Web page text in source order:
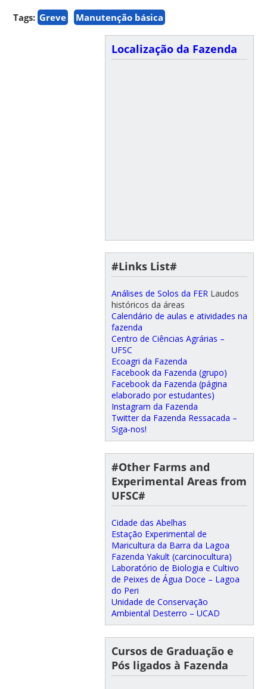
Tags: Greve Manutenção básica
Localização da Fazenda
#Links List#
Análises de Solos da FER Laudos
históricos da áreas
Calendário de aulas e atividades na
fazenda
Centro de Ciências Agrárias –
UFSC
Ecoagri da Fazenda
Facebook da Fazenda (grupo)
Facebook da Fazenda (página
elaborado por estudantes)
Instagram da Fazenda
Twitter da Fazenda Ressacada –
Siga-nos!
#Other Farms and
Experimental Areas from
UFSC#
Cidade das Abelhas
Estação Experimental de
Maricultura da Barra da Lagoa
Fazenda Yakult (carcinocultura)
Laboratório de Biologia e Cultivo
de Peixes de Água Doce – Lagoa
do Peri
Unidade de Conservação
Ambiental Desterro – UCAD
Cursos de Graduação e
Pós ligados à Fazenda